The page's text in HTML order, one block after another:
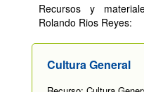
Recursos y
Rolando Rios Reyes:
Cultura General